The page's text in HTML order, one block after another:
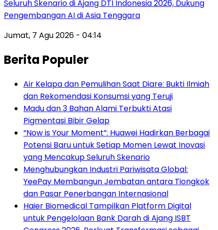
Seluruh Skenario di Ajang DTI Indonesia 2026, Dukung
Pengembangan AI di Asia Tenggara
Jumat, 7 Agu 2026 - 04:14
Berita Populer
Air Kelapa dan Pemulihan Saat Diare: Bukti Ilmiah
dan Rekomendasi Konsumsi yang Teruji
Madu dan 3 Bahan Alami Terbukti Atasi
Pigmentasi Bibir Gelap
“Now is Your Moment”: Huawei Hadirkan Berbagai
Potensi Baru untuk Setiap Momen Lewat Inovasi
yang Mencakup Seluruh Skenario
Menghubungkan Industri Pariwisata Global:
YeePay Membangun Jembatan antara Tiongkok
dan Pasar Penerbangan Internasional
Haier Biomedical Tampilkan Platform Digital
untuk Pengelolaan Bank Darah di Ajang ISBT